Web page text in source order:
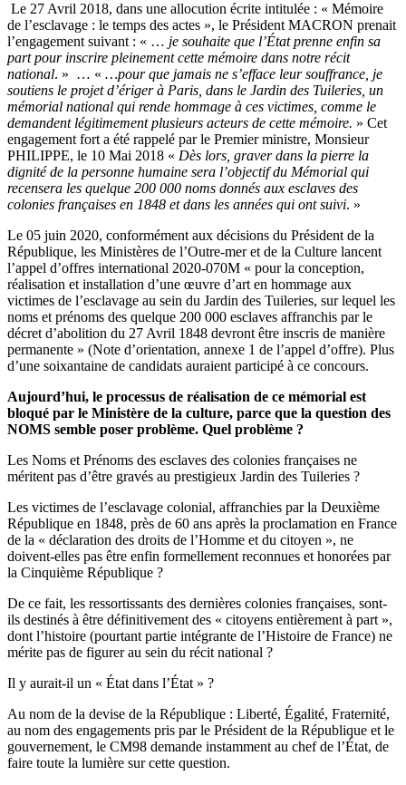
Le 27 Avril 2018, dans une allocution écrite intitulée : « Mémoire
de l’esclavage : le temps des actes », le Président MACRON prenait
l’engagement suivant : « … je souhaite que l’État prenne enfin sa
part pour inscrire pleinement cette mémoire dans notre récit
national. » … « …pour que jamais ne s’efface leur souffrance, je
soutiens le projet d’ériger à Paris, dans le Jardin des Tuileries, un
mémorial national qui rende hommage à ces victimes, comme le
demandent légitimement plusieurs acteurs de cette mémoire. » Cet
engagement fort a été rappelé par le Premier ministre, Monsieur
PHILIPPE, le 10 Mai 2018 « Dès lors, graver dans la pierre la
dignité de la personne humaine sera l’objectif du Mémorial qui
recensera les quelque 200 000 noms donnés aux esclaves des
colonies françaises en 1848 et dans les années qui ont suivi. »
Le 05 juin 2020, conformément aux décisions du Président de la
République, les Ministères de l’Outre-mer et de la Culture lancent
l’appel d’offres international 2020-070M « pour la conception,
réalisation et installation d’une œuvre d’art en hommage aux
victimes de l’esclavage au sein du Jardin des Tuileries, sur lequel les
noms et prénoms des quelque 200 000 esclaves affranchis par le
décret d’abolition du 27 Avril 1848 devront être inscris de manière
permanente » (Note d’orientation, annexe 1 de l’appel d’offre). Plus
d’une soixantaine de candidats auraient participé à ce concours.
Aujourd’hui, le processus de réalisation de ce mémorial est
bloqué par le Ministère de la culture, parce que la question des
NOMS semble poser problème. Quel problème ?
Les Noms et Prénoms des esclaves des colonies françaises ne
méritent pas d’être gravés au prestigieux Jardin des Tuileries ?
Les victimes de l’esclavage colonial, affranchies par la Deuxième
République en 1848, près de 60 ans après la proclamation en France
de la « déclaration des droits de l’Homme et du citoyen », ne
doivent-elles pas être enfin formellement reconnues et honorées par
la Cinquième République ?
De ce fait, les ressortissants des dernières colonies françaises, sont-
ils destinés à être définitivement des « citoyens entièrement à part »,
dont l’histoire (pourtant partie intégrante de l’Histoire de France) ne
mérite pas de figurer au sein du récit national ?
Il y aurait-il un « État dans l’État » ?
Au nom de la devise de la République : Liberté, Égalité, Fraternité,
au nom des engagements pris par le Président de la République et le
gouvernement, le CM98 demande instamment au chef de l’État, de
faire toute la lumière sur cette question.